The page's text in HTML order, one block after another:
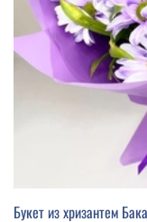
Букет из хризантем